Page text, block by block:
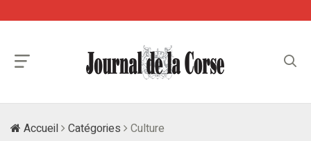
Accueil Catégories Culture